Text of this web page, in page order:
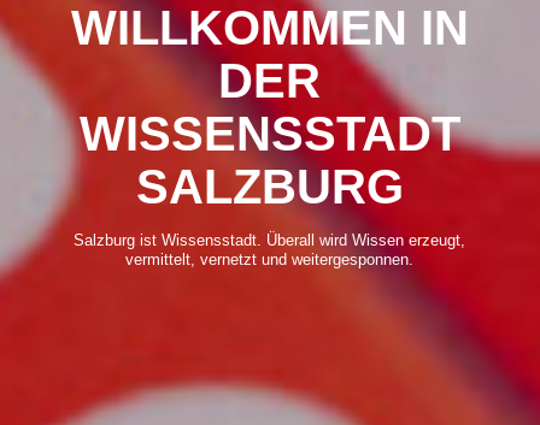
WILLKOMMEN IN
DER
WISSENSSTADT
SALZBURG
Salzburg ist Wissensstadt. Überall wird Wissen erzeugt,
vermittelt, vernetzt und weitergesponnen.